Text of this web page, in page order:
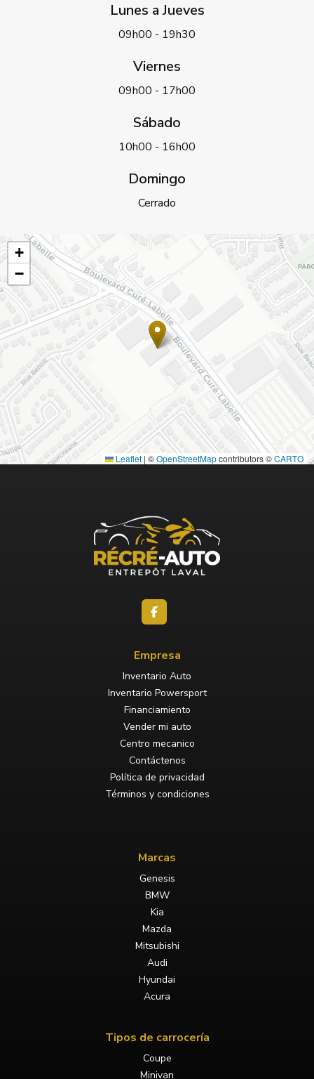
Lunes a Jueves
09h00 - 19h30
Viernes
09h00 - 17h00
Sábado
10h00 - 16h00
Domingo
Cerrado
+
−
Leaflet | ©OpenStreetMapcontributors ©CARTO
Empresa
Inventario Auto
Inventario Powersport
Financiamiento
Vender mi auto
Centro mecanico
Contáctenos
Política de privacidad
Términos y condiciones
Marcas
Genesis
BMW
Kia
Mazda
Mitsubishi
Audi
Hyundai
Acura
Tipos de carrocería
Coupe
Minivan